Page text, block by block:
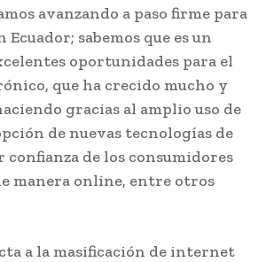
avanzando a paso firme para
sabemos que es un
oportunidades para el
que ha crecido mucho y
gracias al amplio uso de
de nuevas tecnologías de
confianza de los consumidores
manera online, entre otros
a la masificación de internet